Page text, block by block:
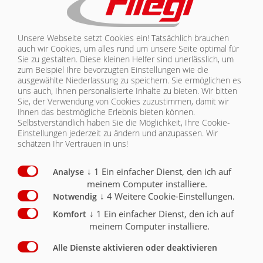
WFW 6200
| BELEUCHTUNG/SICHERHEIT
Beleuchtung/Sicherheit Serie Optional
Beleuchtung 12 V 7-poliger Stecker X
Konturenmarkierung nach ECE 104
BELEUCHTUNG/SICHERHEIT
RAHMEN/AUFBAU
RAHMEN/AUFBAU
Kontakt
Unsere Webseite setzt Cookies ein! Tatsächlich brauchen
auch wir Cookies, um alles rund um unsere Seite optimal für
Sie zu gestalten. Diese kleinen Helfer sind unerlässlich, um
zum Beispiel Ihre bevorzugten Einstellungen wie die
ausgewählte Niederlassung zu speichern. Sie ermöglichen es
uns auch, Ihnen personalisierte Inhalte zu bieten. Wir bitten
Sie, der Verwendung von Cookies zuzustimmen, damit wir
Ihnen das bestmögliche Erlebnis bieten können.
Selbstverständlich haben Sie die Möglichkeit, Ihre Cookie-
Einstellungen jederzeit zu ändern und anzupassen. Wir
schätzen Ihr Vertrauen in uns!
Analyse ↓ 1 Ein einfacher Dienst, den ich auf
meinem Computer installiere.
Notwendig ↓ 4 Weitere Cookie-Einstellungen.
Komfort ↓ 1 Ein einfacher Dienst, den ich auf
meinem Computer installiere.
Alle Dienste aktivieren oder deaktivieren